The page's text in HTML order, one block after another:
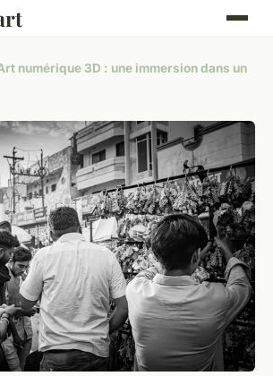
numérique 3D : une immersion dans un